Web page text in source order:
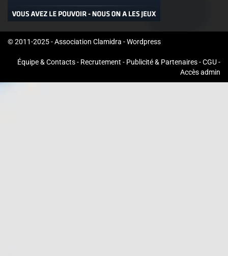
© 2011-2025 - Association Clamidra -Wordpress
Équipe & Contacts- Recrutement - Publicité & Partenaires-CGU-
Accès admin